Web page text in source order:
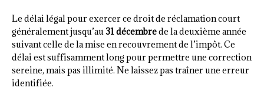
Le délai légal pour exercer ce droit de réclamation court
généralement jusqu’au31 décembrede la deuxième année
suivant celle de la mise en recouvrement de l’impôt. Ce
délai est suffisamment long pour permettre une correction
sereine, mais pas illimité. Ne laissez pas traîner une erreur
identifiée.